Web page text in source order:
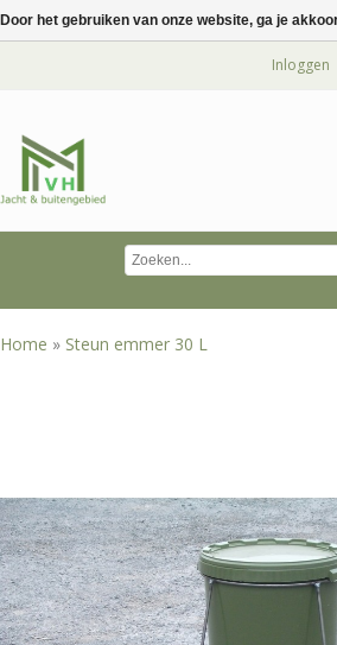
Inloggen
Home » Steun emmer 30 L
Door het gebruiken van onze website, ga je